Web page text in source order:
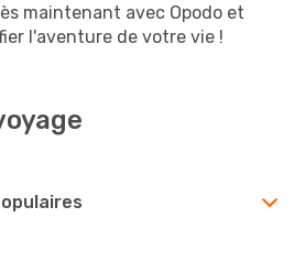
maintenant avec Opodo et
l'aventure de votre vie !